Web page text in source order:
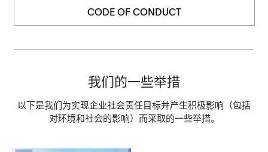
CODE OF CONDUCT
我们的一些举措
以下是我们为实现企业社会责任目标并产生积极影响（包括
对环境和社会的影响）而采取的一些举措。